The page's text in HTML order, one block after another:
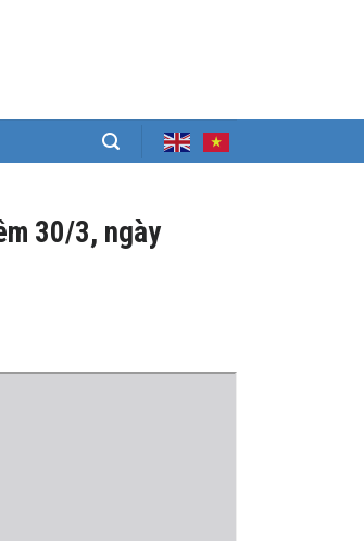
30/3, ngày